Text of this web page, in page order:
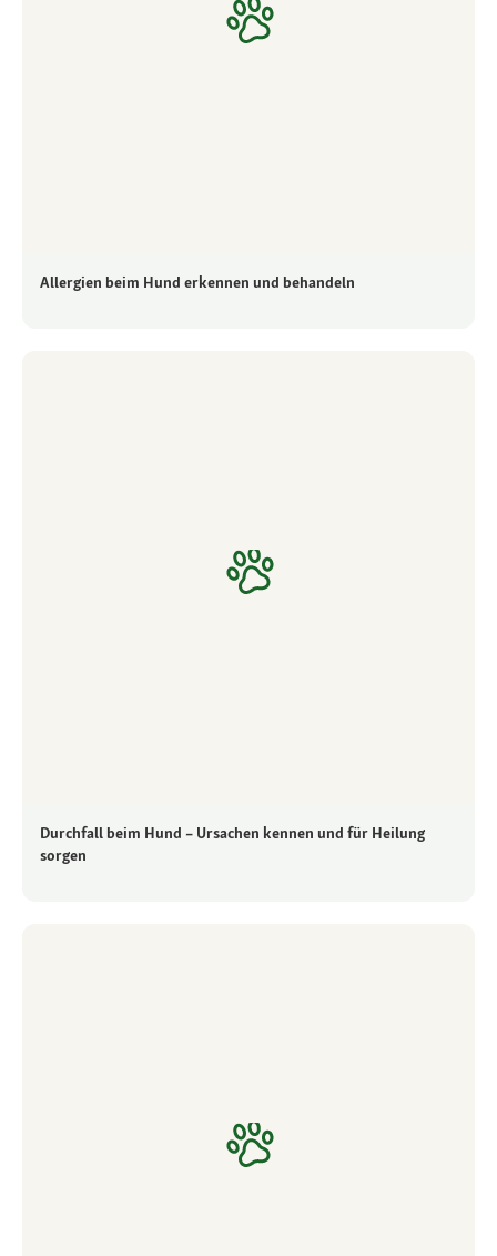
Allergien beim Hund erkennen und behandeln
Durchfall beim Hund – Ursachen kennen und für Heilung
sorgen